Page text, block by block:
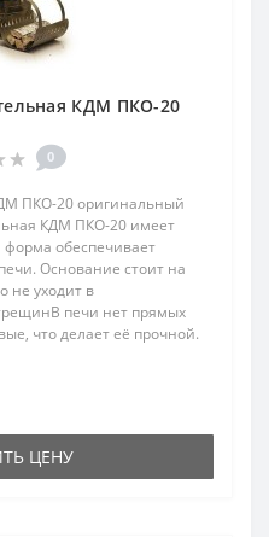
КДМ ПКО-20
0
ПКО-20 оригинальный
КДМ ПКО-20 имеет
форма обеспечивает
Основание стоит на
не уходит в
печи нет прямых
что делает её прочной.
ЦЕНУ